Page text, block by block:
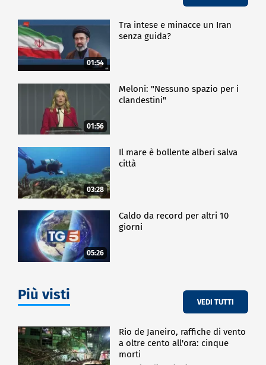
01:54
Tra intese e minacce un Iran
senza guida?
01:56
Meloni: "Nessuno spazio per i
clandestini"
03:28
Il mare è bollente alberi salva
città
05:26
Caldo da record per altri 10
giorni
Più visti VEDI TUTTI
Rio de Janeiro, raffiche di vento
a oltre cento all'ora: cinque
morti